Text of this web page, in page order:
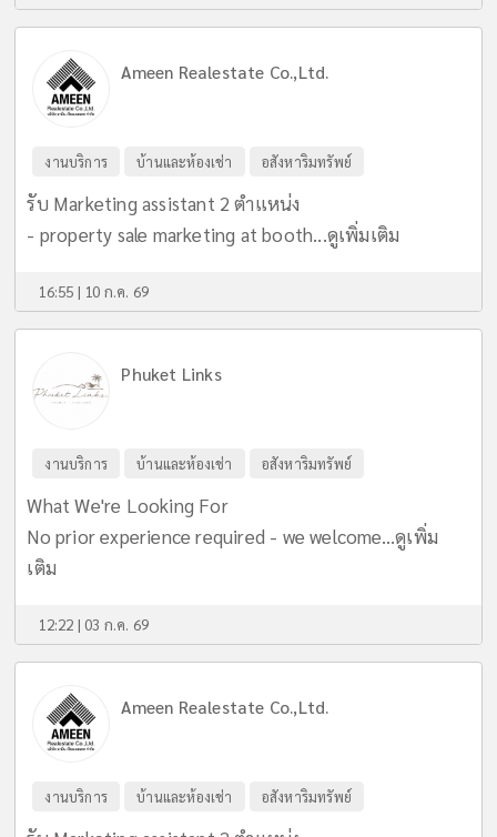
Ameen Realestate Co.,Ltd.
งานบริการ บ้านและห้องเช่า อสังหาริมทรัพย์
รับ Marketing assistant 2 ตำแหน่ง
- property sale marketing at booth...ดูเพิ่มเติม
16:55 | 10 ก.ค. 69
Phuket Links
งานบริการ บ้านและห้องเช่า อสังหาริมทรัพย์
What We're Looking For
No prior experience required - we welcome...ดูเพิ่ม
เติม
12:22 | 03 ก.ค. 69
Ameen Realestate Co.,Ltd.
งานบริการ บ้านและห้องเช่า อสังหาริมทรัพย์